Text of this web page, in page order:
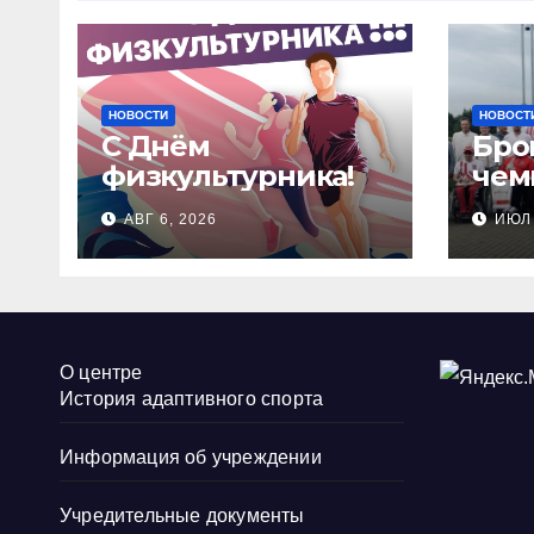
НОВОСТИ
С Днём
физкультурника!
АВГ 6, 2026 ИЮЛ
О центре
История адаптивного спорта
Информация об учреждении
Учредительные документы